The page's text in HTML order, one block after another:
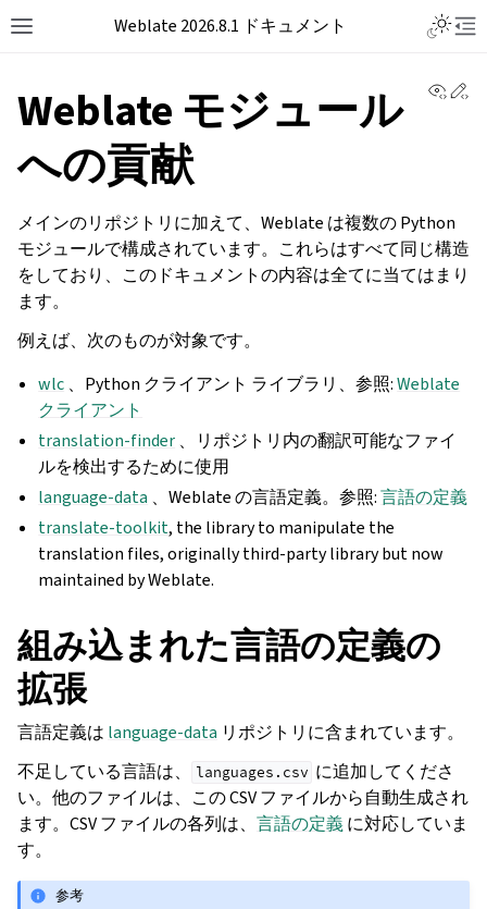
Weblate 2026.8.1 ドキュメント
Weblate モジュール
への貢献
メインのリポジトリに加えて、Weblate は複数の Python
モジュールで構成されています。これらはすべて同じ構造
をしており、このドキュメントの内容は全てに当てはまり
ます。
例えば、次のものが対象です。
wlc 、Python クライアント ライブラリ、参照:Weblate
クライアント
translation-finder 、リポジトリ内の翻訳可能なファイ
ルを検出するために使用
language-data 、Weblate の言語定義。参照:言語の定義
translate-toolkit, the library to manipulate the
translation files, originally third-party library but now
maintained by Weblate.
組み込まれた言語の定義の
拡張
言語定義は language-data リポジトリに含まれています。
不足している言語は、
languages.csv に追加してくださ
い。他のファイルは、この CSV ファイルから自動生成され
ます。CSV ファイルの各列は、 言語の定義に対応していま
す。
参考